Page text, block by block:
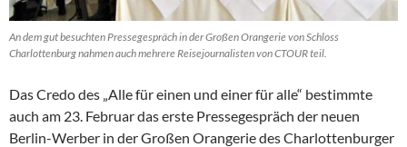
An dem gut besuchten Pressegespräch in der Großen Orangerie von Schloss
Charlottenburg nahmen auch mehrere Reisejournalisten von CTOUR teil.
Das Credo des „Alle für einen und einer für alle“ bestimmte
auch am 23. Februar das erste Pressegespräch der neuen
Berlin-Werber in der Großen Orangerie des Charlottenburger